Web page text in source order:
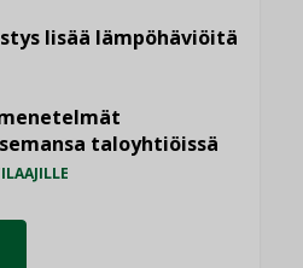
lisää lämpöhäviöitä
taloyhtiöissä